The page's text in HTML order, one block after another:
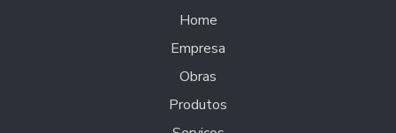
Home
Empresa
Obras
Produtos